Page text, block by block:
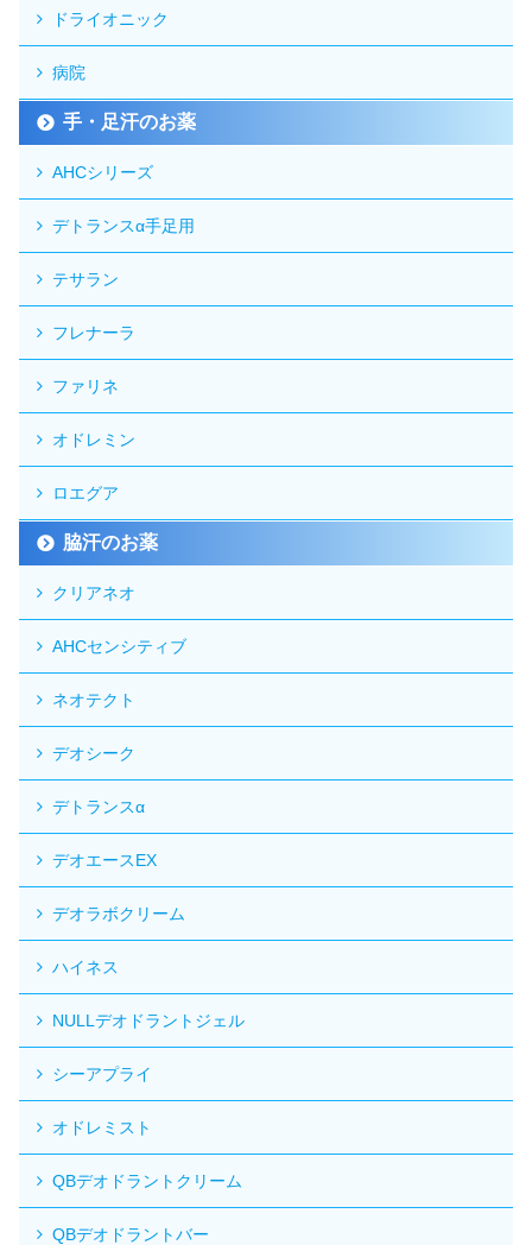
ドライオニック
病院
手・足汗のお薬
AHCシリーズ
デトランスα手足用
テサラン
フレナーラ
ファリネ
オドレミン
ロエグア
脇汗のお薬
クリアネオ
AHCセンシティブ
ネオテクト
デオシーク
デトランスα
デオエースEX
デオラボクリーム
ハイネス
NULLデオドラントジェル
シーアプライ
オドレミスト
QBデオドラントクリーム
QBデオドラントバー